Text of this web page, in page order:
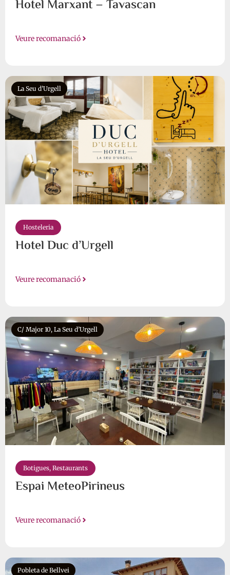
Hotel Marxant – Tavascan
Veure recomanació
La Seu d’Urgell
Hosteleria
Hotel Duc d’Urgell
Veure recomanació
C/ Major 10, La Seu d’Urgell
Botigues, Restaurants
Espai MeteoPirineus
Veure recomanació
Pobleta de Bellvei